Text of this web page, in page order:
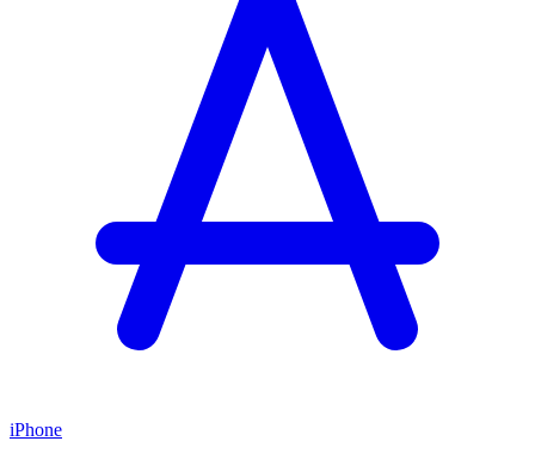
iPhone